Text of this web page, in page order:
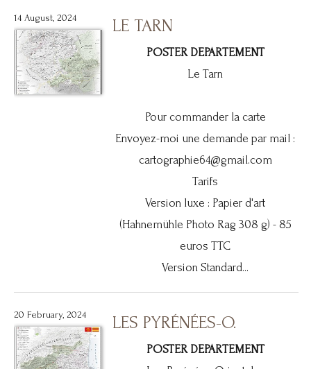
14 August, 2024 LE TARN
POSTER DEPARTEMENT
Le Tarn
Pour commander la carte
Envoyez-moi une demande par mail :
cartographie64@gmail.com
Tarifs
Version luxe : Papier d'art
(Hahnemühle Photo Rag 308 g) - 85
euros TTC
Version Standard...
20 February, 2024 LES PYRÉNÉES-O.
POSTER DEPARTEMENT